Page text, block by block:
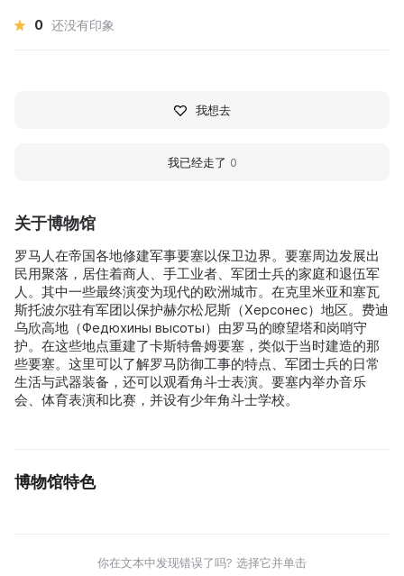
关于博物馆
罗马人在帝国各地修建军事要塞以保卫边界。要塞周边发展出
民用聚落，居住着商人、手工业者、军团士兵的家庭和退伍军
人。其中一些最终演变为现代的欧洲城市。在克里米亚和塞瓦
斯托波尔驻有军团以保护赫尔松尼斯（Херсонес）地区。费迪
乌欣高地（Федюхины высоты）由罗马的瞭望塔和岗哨守
护。在这些地点重建了卡斯特鲁姆要塞，类似于当时建造的那
些要塞。这里可以了解罗马防御工事的特点、军团士兵的日常
生活与武器装备，还可以观看角斗士表演。要塞内举办音乐
会、体育表演和比赛，并设有少年角斗士学校。
博物馆特色
你在文本中发现错误了吗? 选择它并单击
0 还没有印象
我想去
我已经走了 0